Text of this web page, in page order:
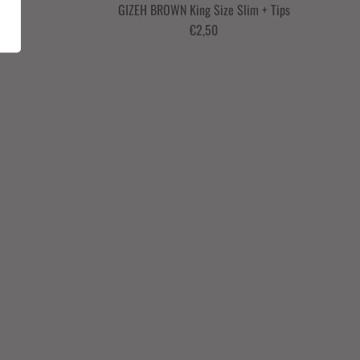
GIZEH BROWN King Size Slim + Tips
€2,50